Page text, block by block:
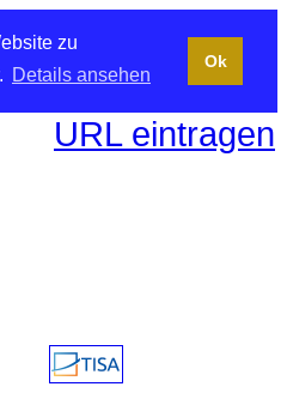
zu
Details ansehen
Ok
URL eintragen